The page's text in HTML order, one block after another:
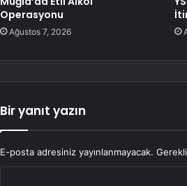
Operasyonu
Ağustos 7, 2026
Bir yanıt yazın
E-posta adresiniz yayınlanmayacak.